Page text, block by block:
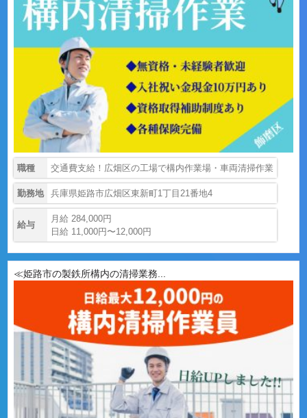
職種 交通費支給！広畑区の工場で構内作業場・車両清掃作業
勤務地 兵庫県姫路市広畑区東新町1丁目21番地4
給与
月給 284,000円
日給 11,000円〜12,000円
≪姫路市の製鉄所構内の清掃業務...